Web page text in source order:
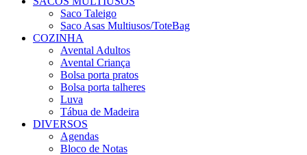
Saco Taleigo
Saco Asas Multiusos/ToteBag
COZINHA
Avental Adultos
Avental Criança
Bolsa porta pratos
Bolsa porta talheres
Luva
Tábua de Madeira
DIVERSOS
Agendas
Bloco de Notas